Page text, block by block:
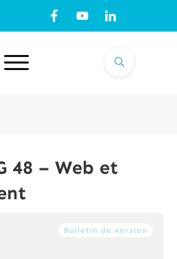
48 – Web et
Bulletin de version